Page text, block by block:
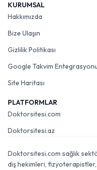
KURUMSAL
Hakkımızda
Bize Ulaşın
Gizlilik Politikası
Google Takvim Entegrasyonu
Site Haritası
PLATFORMLAR
Doktorsitesi.com
Doktorsitesi.az
Doktorsitesi.com sağlık
diş hekimleri,